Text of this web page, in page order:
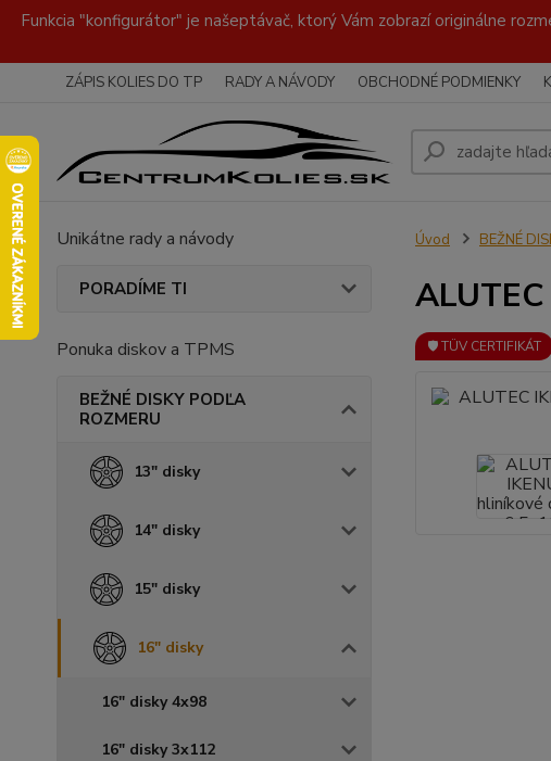
Funkcia "konfigurátor" je našeptávač, ktorý Vám zobrazí originálne
ZÁPIS KOLIES DO TP RADY A NÁVODY OBCHODNÉ PODMIENKY
Unikátne rady a návody
PORADÍME TI
Ponuka diskov a TPMS
BEŽNÉ DISKY PODĽA
ROZMERU
13" disky
14" disky
15" disky
16" disky
16" disky 4x98
16" disky 3x112
Úvod BEŽNÉ
🛡️ TÜV CERTIFIKÁT